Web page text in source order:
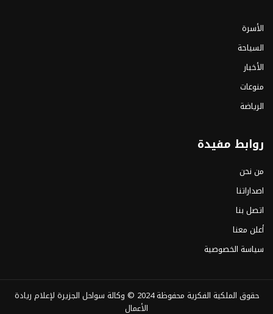
الأسرة
السياحة
الأخبار
منوعات
الرياضة
روابط مفيدة
من نحن
اصداراتنا
اتصل بنا
أعلن معنا
سياسة الخصوصية
حقوق الملكية الفكرية محفوظة 2024 ©
وكالة سواحل الجزيرة لإعلام ريادة
الأعمال